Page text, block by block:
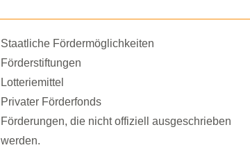
Staatliche Fördermöglichkeiten
Förderstiftungen
Lotteriemittel
Privater Förderfonds
Förderungen, die nicht offiziell ausgeschrieben
werden.